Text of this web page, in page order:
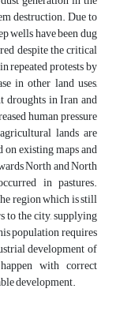
destruction. Due to
wells have been dug
despite the critical
repeated protests by
in other land uses,
droughts in Iran and
human pressure
lands are
on existing maps and
North and North
in pastures.
region which is still
to the city, supplying
population requires
development of
with correct
development.